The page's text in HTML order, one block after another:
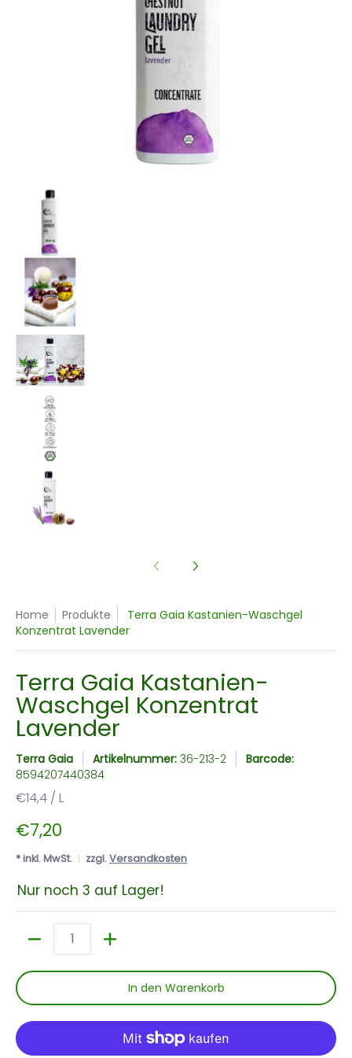
Terra Gaia Kastanien-Waschgel Konzentrat Lavender
Terra Gaia Kastanien-Waschgel Konzentrat
Home Produkte
Terra Gaia Kastanien-Waschgel
Konzentrat Lavender
Terra Gaia Kastanien-
Waschgel Konzentrat
Lavender
Terra Gaia Artikelnummer: 36-213-2
Barcode:
8594207440384
€14,4 / L
€7,20
* inkl. MwSt. zzgl.Versandkosten
Nur noch 3 auf Lager!
In den Warenkorb